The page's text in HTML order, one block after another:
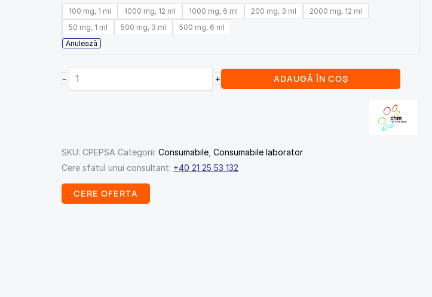
100 mg, 1 ml 1000 mg, 12 ml 1000 mg, 6 ml 200 mg, 3 ml
2000 mg, 12 ml
50 mg, 1 ml
500 mg, 3 ml
500 mg, 6 ml
Anulează
- + ADAUGĂ ÎN COȘ
SKU:CPEPSA Categorii:Consumabile ,Consumabile laborator
Cere sfatul unui consultant: +40 21 25 53 132
CERE OFERTA